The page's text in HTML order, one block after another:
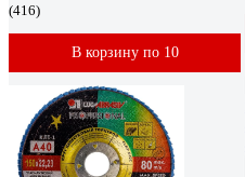
(416)
В корзину по 10